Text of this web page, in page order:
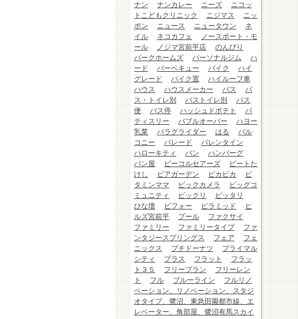
ナン
ナンカレー ニーズ
ニコッ
トこどもクリニック
ニジマス
ニッ
ポン
ニュース ニュータウン
ネ
イル
ネコカフェ
ノースポート・モ
ール
ノジマ宮前平店
のんびり
パークホームズ
パーソナルジム
ハ
ード
バーベキュー バイク
ハイ
グレード
バイク置
ハイルーフ車
ハウス
ハウスメーカー バス
バ
ス・トイレ別
バストイレ別
バス
便
バス停 ハッシュドポテト
パ
ティスリー
バブルオーバー
ハヨー
乳業
パラグライダー はる
バル
コニー
パレード
バレンタイン
ハローキティ
パン
ハンバーグ
パン屋
ビーコルセアーズ
ビートた
けし
ビアガーデン ピカピカ
ビ
タミンママ
ビックカメラ
ビッグコ
ミュニティ
ビックリ
ピッタリ
ひな壇
ビフォー ピラミッド
ヒ
ルズ宮前平
プール
ファクサイ
ファミリー
ファミリータイプ
ファ
ンタジースプリングス
フェア
フェ
ニックス
プチドーナツ
プライマル
シティ
プラス フラット
フラッ
ト３５
フリープラン
フリーレン
ト
フル ブルーライン
フルリノ
ベーション、リノベーション、スタジ
オタイプ、鷺沼、東急田園都市線、エ
レベーター、角部屋、鷺沼有馬スカイ